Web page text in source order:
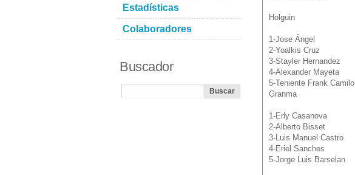
Holguin
1-Jose Ángel
2-Yoalkis Cruz
3-Stayler Hernandez
4-Alexander Mayeta
5-Teniente Frank Camilo
Granma
1-Erly Casanova
2-Alberto Bisset
3-Luis Manuel Castro
4-Eriel Sanches
5-Jorge Luis Barselan
Estadísticas
Colaboradores
Buscador